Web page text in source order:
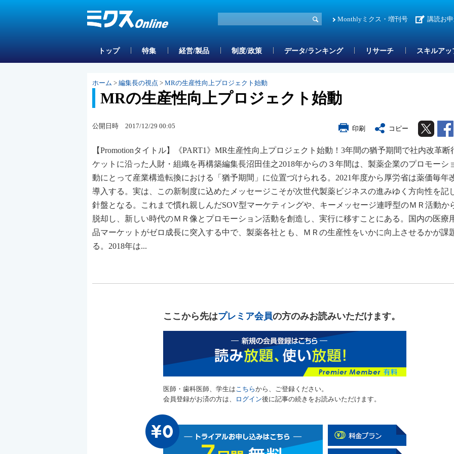
Monthlyミクス・増刊号 講読お
トップ 特集 経営/製品 制度/政策 データ/ランキング リサーチ スキルア
ホーム > 編集長の視点 > MRの生産性向上プロジェクト始動
MRの生産性向上プロジェクト始動
公開日時 2017/12/29 00:05 印刷 コピー Twitter
【Promotionタイトル】《PART1》MR生産性向上プロジェクト始動！3年間の猶予期間で社内改革断
ケットに沿った人財・組織を再構築編集長沼田佳之2018年からの３年間は、製薬企業のプロモーシ
動にとって産業構造転換における「猶予期間」に位置づけられる。2021年度から厚労省は薬価毎年
導入する。実は、この新制度に込めたメッセージこそが次世代製薬ビジネスの進みゆく方向性を記
針盤となる。これまで慣れ親しんだSOV型マーケティングや、キーメッセージ連呼型のＭＲ活動か
脱却し、新しい時代のＭＲ像とプロモーション活動を創造し、実行に移すことにある。国内の医療
品マーケットがゼロ成長に突入する中で、製薬各社とも、ＭＲの生産性をいかに向上させるかが課
る。2018年は...
ここから先はプレミア会員の方のみお読みいただけます。
医師・歯科医師、学生はこちらから、ご登録ください。
会員登録がお済の方は、
ログイン後に記事の続きをお読みいただけます。